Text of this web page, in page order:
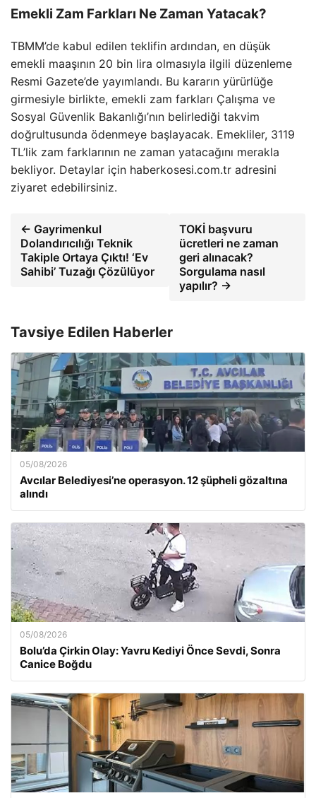
Emekli Zam Farkları Ne Zaman Yatacak?
TBMM’de kabul edilen teklifin ardından, en düşük
emekli maaşının 20 bin lira olmasıyla ilgili düzenleme
Resmi Gazete’de yayımlandı. Bu kararın yürürlüğe
girmesiyle birlikte, emekli zam farkları Çalışma ve
Sosyal Güvenlik Bakanlığı’nın belirlediği takvim
doğrultusunda ödenmeye başlayacak. Emekliler, 3119
TL’lik zam farklarının ne zaman yatacağını merakla
bekliyor. Detaylar için haberkosesi.com.tr adresini
ziyaret edebilirsiniz.
← Gayrimenkul
Dolandırıcılığı Teknik
Takiple Ortaya Çıktı! ‘Ev
Sahibi’ Tuzağı Çözülüyor
TOKİ başvuru
ücretleri ne zaman
geri alınacak?
Sorgulama nasıl
yapılır? →
Tavsiye Edilen Haberler
05/08/2026
Avcılar Belediyesi’ne operasyon. 12 şüpheli gözaltına
alındı
05/08/2026
Bolu’da Çirkin Olay: Yavru Kediyi Önce Sevdi, Sonra
Canice Boğdu